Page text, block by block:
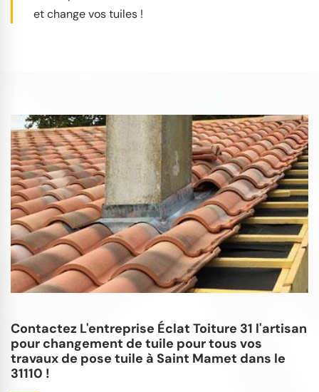
et change vos tuiles !
Contactez L'entreprise Éclat Toiture 31 l'artisan
pour changement de tuile pour tous vos
travaux de pose tuile à Saint Mamet dans le
31110 !